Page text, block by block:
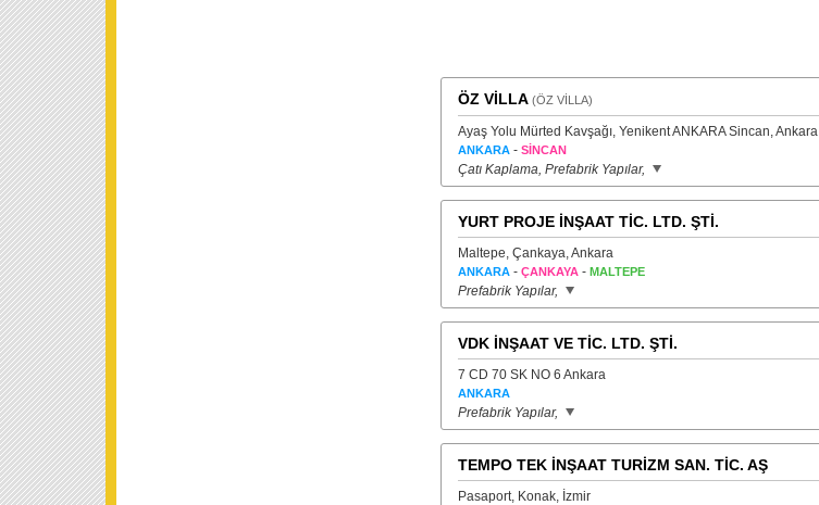
ÖZ VİLLA (ÖZ VİLLA)
Ayaş Yolu Mürted Kavşağı, Yenikent ANKARA Sincan, Ankara
ANKARA- SİNCAN
Çatı Kaplama, Prefabrik Yapılar,
YURT PROJE İNŞAAT TİC. LTD. ŞTİ.
Maltepe, Çankaya, Ankara
ANKARA- ÇANKAYA- MALTEPE
Prefabrik Yapılar,
VDK İNŞAAT VE TİC. LTD. ŞTİ.
7 CD 70 SK NO 6 Ankara
ANKARA
Prefabrik Yapılar,
TEMPO TEK İNŞAAT TURİZM SAN. TİC. AŞ
Pasaport, Konak, İzmir